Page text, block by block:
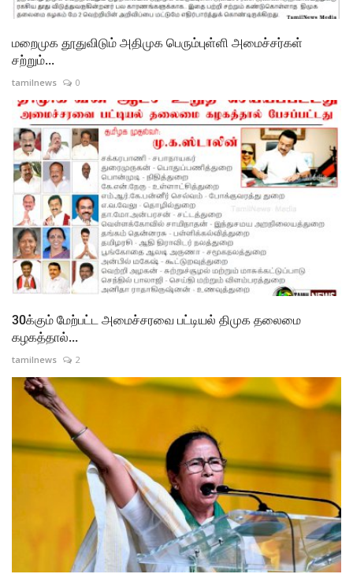
மறைமுக தூதுவிடும் அதிமுக பெரும்புள்ளி அமைச்சர்கள்
சற்றும்...
tamilnews 0
30க்கும் மேற்பட்ட அமைச்சரவை பட்டியல் திமுக தலைமை
கழகத்தால்...
tamilnews 2